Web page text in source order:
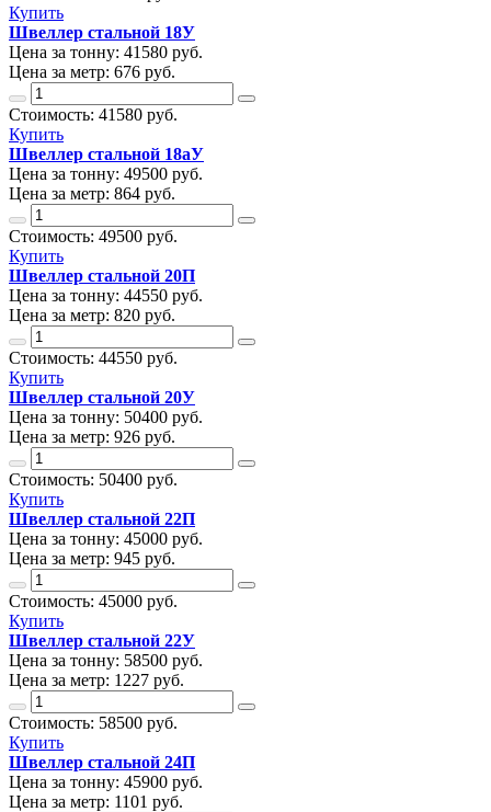
Купить
Швеллер стальной 18У
Цена за тонну: 41580 руб.
Цена за метр: 676 руб.
Стоимость: 41580 руб.
Купить
Швеллер стальной 18аУ
Цена за тонну: 49500 руб.
Цена за метр: 864 руб.
Стоимость: 49500 руб.
Купить
Швеллер стальной 20П
Цена за тонну: 44550 руб.
Цена за метр: 820 руб.
Стоимость: 44550 руб.
Купить
Швеллер стальной 20У
Цена за тонну: 50400 руб.
Цена за метр: 926 руб.
Стоимость: 50400 руб.
Купить
Швеллер стальной 22П
Цена за тонну: 45000 руб.
Цена за метр: 945 руб.
Стоимость: 45000 руб.
Купить
Швеллер стальной 22У
Цена за тонну: 58500 руб.
Цена за метр: 1227 руб.
Стоимость: 58500 руб.
Купить
Швеллер стальной 24П
Цена за тонну: 45900 руб.
Цена за метр: 1101 руб.